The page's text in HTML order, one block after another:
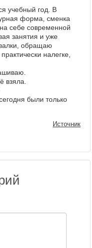
учебный год. В
форма, сменка
себе современной
занятия и уже
обращаю
налегке,
взяла.
были только
Источник